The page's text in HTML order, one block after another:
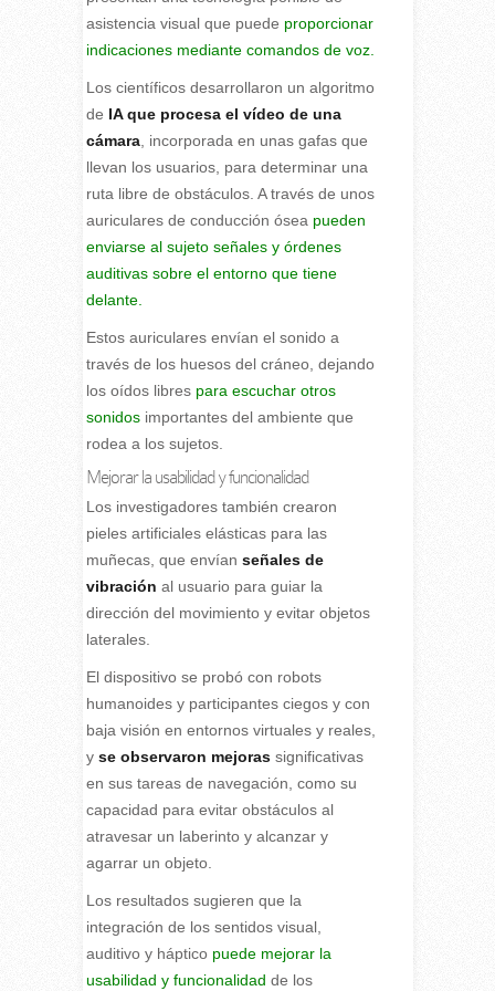
asistencia visual que puede proporcionar
indicaciones mediante comandos de voz.
Los científicos desarrollaron un algoritmo
de IA que procesa el vídeo de una
cámara, incorporada en unas gafas que
llevan los usuarios, para determinar una
ruta libre de obstáculos. A través de unos
auriculares de conducción ósea pueden
enviarse al sujeto señales y órdenes
auditivas sobre el entorno que tiene
delante.
Estos auriculares envían el sonido a
través de los huesos del cráneo, dejando
los oídos libres para escuchar otros
sonidosimportantes del ambiente que
rodea a los sujetos.
Mejorar la usabilidad y funcionalidad
Los investigadores también crearon
pieles artificiales elásticas para las
muñecas, que envían señales de
vibración al usuario para guiar la
dirección del movimiento y evitar objetos
laterales.
El dispositivo se probó con robots
humanoides y participantes ciegos y con
baja visión en entornos virtuales y reales,
y se observaron mejorassignificativas
en sus tareas de navegación, como su
capacidad para evitar obstáculos al
atravesar un laberinto y alcanzar y
agarrar un objeto.
Los resultados sugieren que la
integración de los sentidos visual,
auditivo y hápticopuede mejorar la
usabilidad y funcionalidad de los